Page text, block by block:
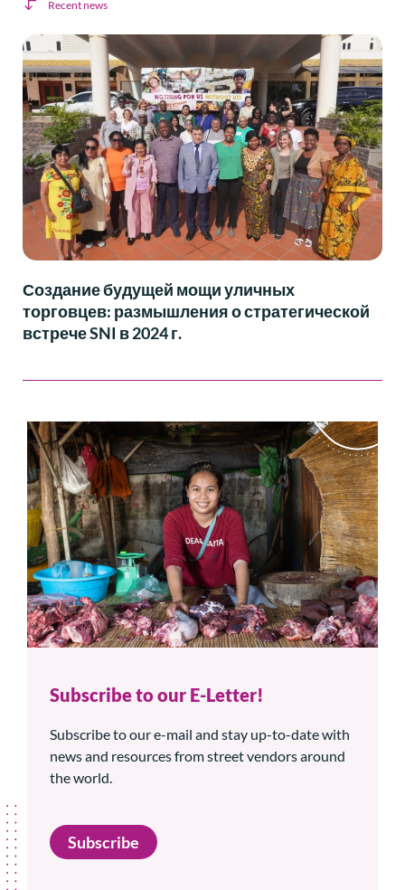
Recent news
Создание будущей мощи уличных
торговцев: размышления о стратегической
встрече SNI в 2024 г.
Subscribe to our E-Letter!
Subscribe to our e-mail and stay up-to-date with
news and resources from street vendors around
the world.
Subscribe